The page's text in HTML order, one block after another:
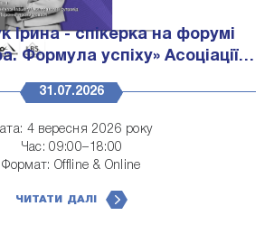
Ірина - спікерка на форумі
Формула успіху» Асоціації
31.07.2026
4 вересня 2026 року
Час: 09:00–18:00
Формат: Offline & Online
https://forumuaa.short.gy/68BXhq
https://forumuaa.short.gy/Z2n1V2
ЧИТАТИ ДАЛІ